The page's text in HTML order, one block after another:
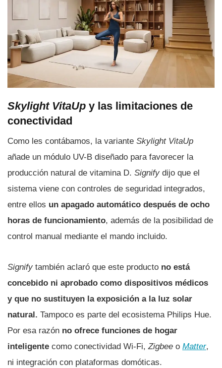
Skylight VitaUp y las limitaciones de
conectividad
Como les contábamos, la variante Skylight VitaUp
añade un módulo UV-B diseñado para favorecer la
producción natural de vitamina D. Signify dijo que el
sistema viene con controles de seguridad integrados,
entre ellos un apagado automático después de ocho
horas de funcionamiento, además de la posibilidad de
control manual mediante el mando incluido.
Signify también aclaró que este producto no está
concebido ni aprobado como dispositivos médicos
y que no sustituyen la exposición a la luz solar
natural. Tampoco es parte del ecosistema Philips Hue.
Por esa razón no ofrece funciones de hogar
inteligente como conectividad Wi-Fi,Zigbee o Matter,
ni integración con plataformas domóticas.